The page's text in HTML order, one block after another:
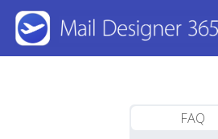
Skip
main
FAQ